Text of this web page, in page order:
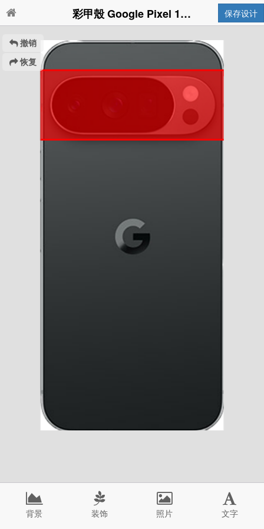
彩甲殼 Google Pixel 10 Pro 保存设计
撤销
恢复
背景 装饰 照片 文字